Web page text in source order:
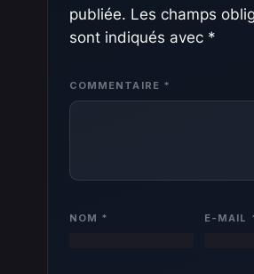
publiée. Les champs
sont indiqués avec *
COMMENTAIRE *
NOM * E-MAIL